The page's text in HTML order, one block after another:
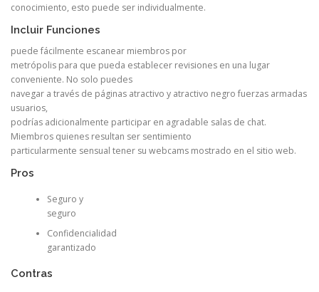
conocimiento, esto puede ser individualmente.
Incluir Funciones
puede fácilmente escanear miembros por
metrópolis para que pueda establecer revisiones en una lugar
conveniente. No solo puedes
navegar a través de páginas atractivo y atractivo negro fuerzas armadas
usuarios,
podrías adicionalmente participar en agradable salas de chat.
Miembros quienes resultan ser sentimiento
particularmente sensual tener su webcams mostrado en el sitio web.
Pros
Seguro y
seguro
Confidencialidad
garantizado
Contras